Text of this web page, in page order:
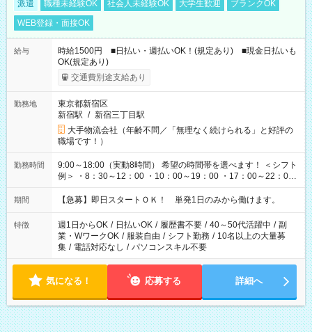
派遣 職種未経験OK 社会人未経験OK 大学生歓迎
ブランクOK
WEB登録・面接OK
給与
時給1500円 ■日払い・週払いOK！(規定あり) ■現金日払いも
OK(規定あり)
交通費別途支給あり
勤務地
東京都新宿区
新宿駅 / 新宿三丁目駅
大手物流会社（年齢不問／「無理なく続けられる」と好評の
職場です！）
勤務時間
9:00～18:00（実動8時間） 希望の時間帯を選べます！ ＜シフト
例＞ ・8：30～12：00 ・10：00～19：00 ・17：00～22：00
・13：00～22：00 ・22：00～翌6：00 など
期間 【急募】即日スタートＯＫ！ 単発1日のみから働けます。
特徴 週1日からOK / 日払いOK / 履歴書不要 / 40～50代活躍中 / 副
業・WワークOK / 服装自由 / シフト勤務 / 10名以上の大量募
集 / 電話対応なし / パソコンスキル不要
気になる！ 応募する 詳細へ